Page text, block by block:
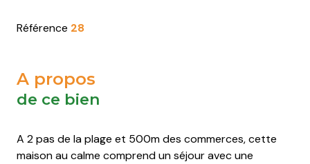
Pierre-
Saint-
Trojan-
Bains
Pierre-
Saint-
Trojan-
Bains
Pierre-
Saint-
Trojan-
Bains
Pierre-
Saint-
Trojan-
Bains
Référence 28
A propos
de ce bien
A 2 pas de la plage et 500m des commerces, cette
maison au calme comprend un séjour avec une